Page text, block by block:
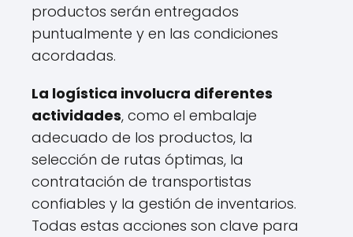
productos serán entregados
puntualmente y en las condiciones
acordadas.
La logística involucra diferentes
actividades, como el embalaje
adecuado de los productos, la
selección de rutas óptimas, la
contratación de transportistas
confiables y la gestión de inventarios.
Todas estas acciones son clave para